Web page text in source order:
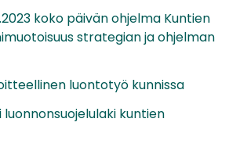
koko päivän ohjelma Kuntien
strategian ja ohjelman
luontotyö kunnissa
luonnonsuojelulaki kuntien